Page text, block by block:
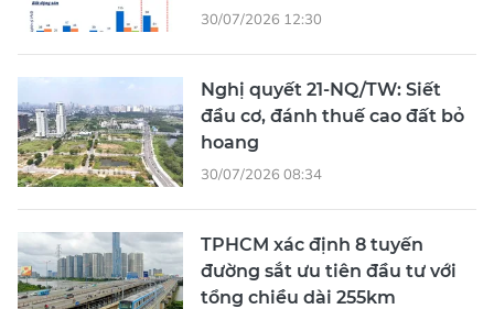
30/07/2026 12:30
Nghị quyết 21-NQ/TW: Siết
đầu cơ, đánh thuế cao đất bỏ
hoang
30/07/2026 08:34
TPHCM xác định 8 tuyến
đường sắt ưu tiên đầu tư với
tổng chiều dài 255km